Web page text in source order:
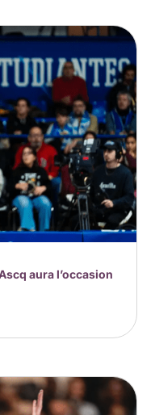
aura l’occasion